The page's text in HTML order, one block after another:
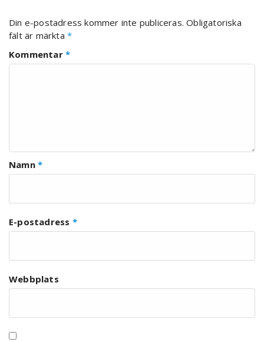
Din e-postadress kommer inte publiceras. Obligatoriska
fält är märkta *
Kommentar *
Namn *
E-postadress *
Webbplats